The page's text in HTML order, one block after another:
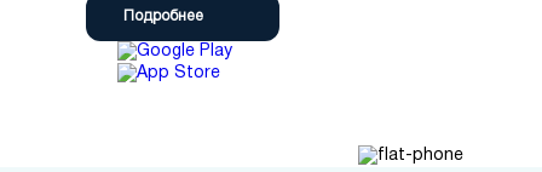
Подробнее